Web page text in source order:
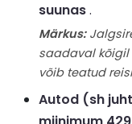
suunas.
Märkus:
saadaval
võib teatud
Autod (sh